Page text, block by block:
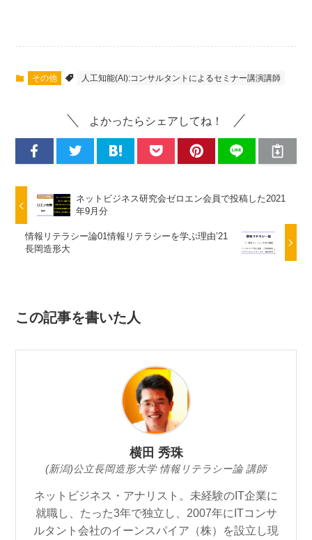
その他 人工知能(AI):コンサルタントによるセミナー講演講師
よかったらシェアしてね！
ネットビジネス研究会ゼロエン会員で投稿した2021
年9月分
情報リテラシー論01情報リテラシーを学ぶ理由’21
長岡造形大
この記事を書いた人
横田 秀珠
(新潟)公立長岡造形大学 情報リテラシー論 講師
ネットビジネス・アナリスト。未経験のIT企業に
就職し、たった3年で独立し、2007年にITコンサ
ルタント会社のイーンスパイア（株）を設立し現